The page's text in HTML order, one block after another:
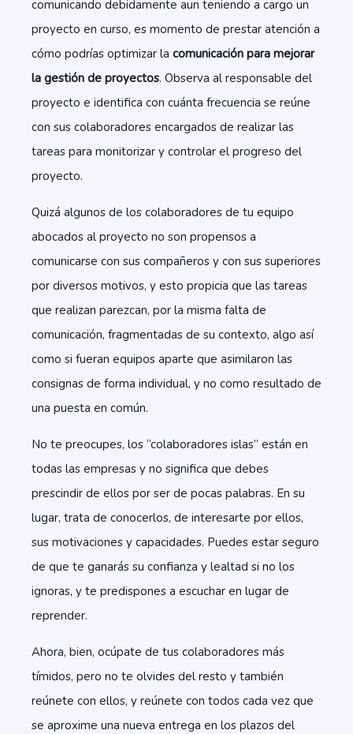
comunicando debidamente aun teniendo a cargo un
proyecto en curso, es momento de prestar atención a
cómo podrías optimizar la comunicación para mejorar
la gestión de proyectos. Observa al responsable del
proyecto e identifica con cuánta frecuencia se reúne
con sus colaboradores encargados de realizar las
tareas para monitorizar y controlar el progreso del
proyecto.
Quizá algunos de los colaboradores de tu equipo
abocados al proyecto no son propensos a
comunicarse con sus compañeros y con sus superiores
por diversos motivos, y esto propicia que las tareas
que realizan parezcan, por la misma falta de
comunicación, fragmentadas de su contexto, algo así
como si fueran equipos aparte que asimilaron las
consignas de forma individual, y no como resultado de
una puesta en común.
No te preocupes, los “colaboradores islas” están en
todas las empresas y no significa que debes
prescindir de ellos por ser de pocas palabras. En su
lugar, trata de conocerlos, de interesarte por ellos,
sus motivaciones y capacidades. Puedes estar seguro
de que te ganarás su confianza y lealtad si no los
ignoras, y te predispones a escuchar en lugar de
reprender.
Ahora, bien, ocúpate de tus colaboradores más
tímidos, pero no te olvides del resto y también
reúnete con ellos, y reúnete con todos cada vez que
se aproxime una nueva entrega en los plazos del